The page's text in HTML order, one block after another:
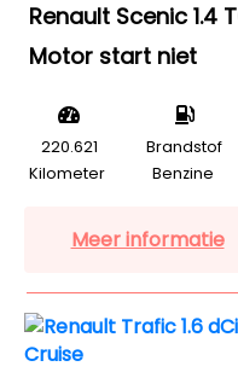
Renault Scenic 1.4
Motor start niet
220.621
Kilometer
Brandstof
Benzine
Meer informatie